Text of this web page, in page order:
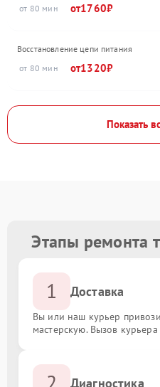
80
1760
Восстановление цепи питания
80
1320
Показать
Этапы ремонта
1 Доставка
Вы или наш курьер
мастерскую. Вызов курьера
Диагностика